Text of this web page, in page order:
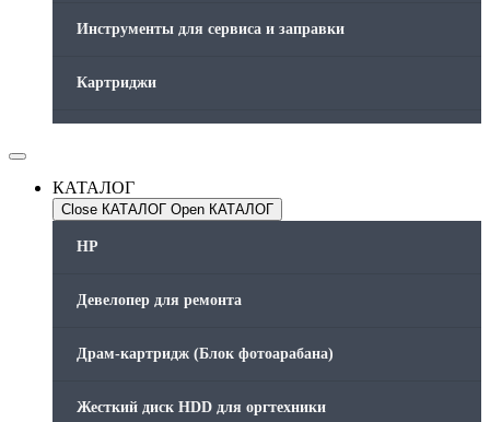
Инструменты для сервиса и заправки
Картриджи
Оргтехника / Принтеры, Копиры и МФУ
Память для принтера
Печатающая головка для принтера
Ремонт принтера. Услуги Сервисного центра.
Скрепки для финишера
КАТАЛОГ
Close КАТАЛОГ Open КАТАЛОГ
HP
Девелопер для ремонта
Драм-картридж (Блок фотоарабана)
Жесткий диск HDD для оргтехники